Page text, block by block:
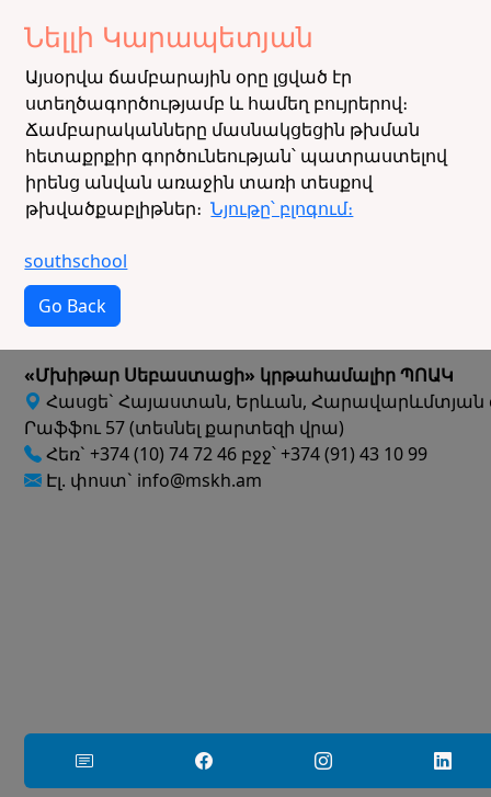
Նելլի Կարապետյան
Այսօրվա ճամբարային օրը լցված էր
ստեղծագործությամբ և համեղ բույրերով։
Ճամբարականները մասնակցեցին թխման
հետաքրքիր գործունեության՝ պատրաստելով
իրենց անվան առաջին տառի տեսքով
թխվածքաբլիթներ։Նյութը՝ բլոգում։
southschool
Go Back
«Մխիթար Սեբաստացի» կրթահամալիր ՊՈԱԿ
Հասցե` Հայաստան, Երևան, Հարավարևմտյան
Րաֆֆու 57 (տեսնել քարտեզի վրա)
Հեռ` +374 (10) 74 72 46 բջջ՝ +374 (91) 43 10 99
Էլ. փոստ` info@mskh.am